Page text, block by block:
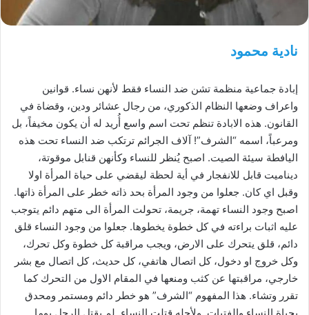
نادية محمود
إبادة جماعية منظمة تشن ضد النساء فقط لأنهن نساء. قوانين
واعراف وضعها النظام الذكوري، من رجال عشائر ودين، وقضاة في
القانون. هذه الابادة تنظم تحت اسم واسع أُريد له أن يكون مخيفاً، بل
ومرعباً، اسمه “الشرف”! آلاف الجرائم ترتكب ضد النساء تحت هذه
اليافطة سيئة الصيت. اصبح يُنظر للنساء وكأنهن قنابل موقوتة،
ديناميت قابل للانفجار في أية لحظة ليقضي على حياة المرأة اولا
وقبل اي كان. جعلوا من وجود المرأة بحد ذاته خطر على المرأة ذاتها.
اصبح وجود النساء تهمة، جريمة، تحولت المرأة الى متهم دائم يتوجب
عليه اثبات براءته في كل خطوة يخطوها. جعلوا من وجود النساء قلق
دائم، قلق يتحرك على الارض، ويجب مراقبة كل خطوة وكل تحرك،
وكل خروج او دخول، كل اتصال هاتفي، كل حديث، كل اتصال مع بشر
خارجي، مراقبتها عن كثب ومنعها في المقام الاول من التحرك كما
تقرر وتشاء. هذا المفهوم “الشرف” هو خطر دائم ومستمر ومحدق